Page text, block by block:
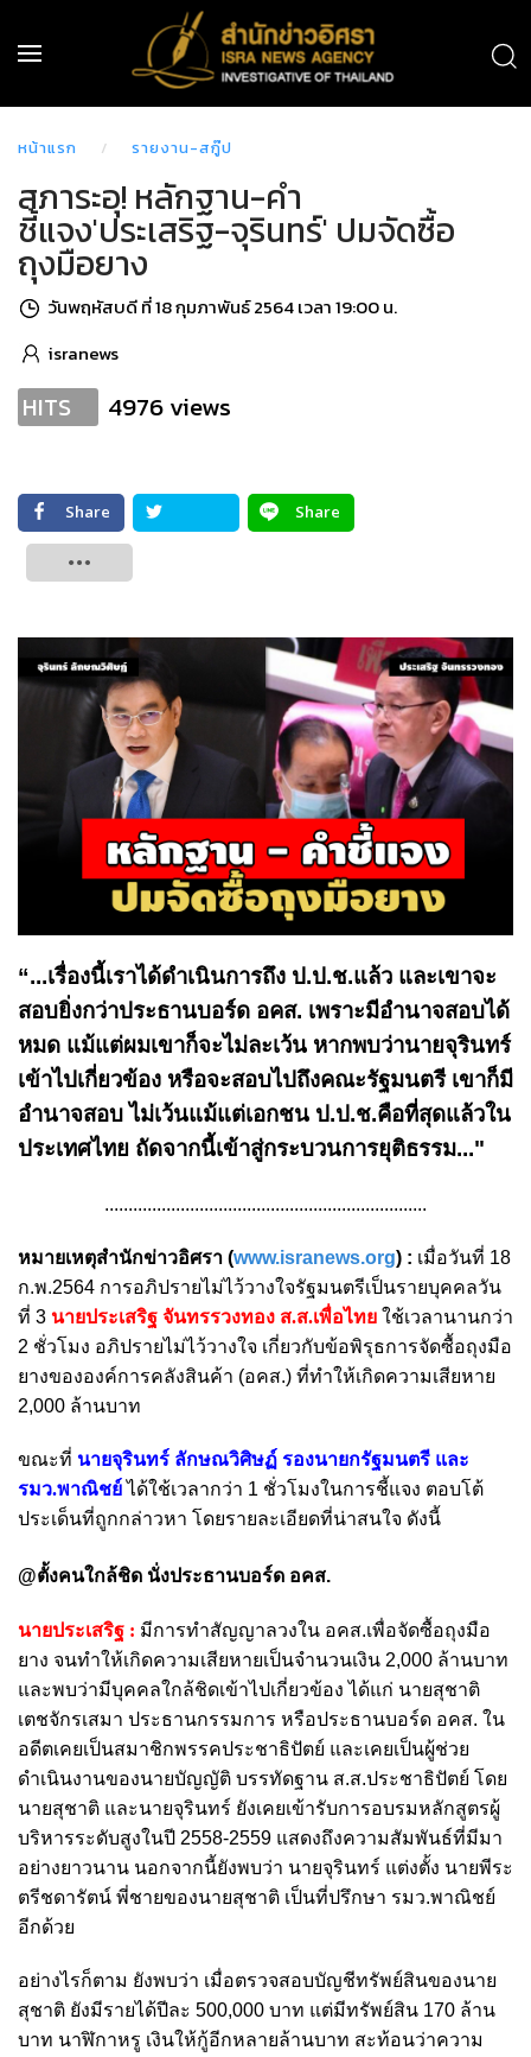
หน้าแรก รายงาน-สกู๊ป
สภาระอุ! หลักฐาน-คำ
ชี้แจง'ประเสริฐ-จุรินทร์' ปมจัดซื้อ
ถุงมือยาง
วันพฤหัสบดี ที่ 18 กุมภาพันธ์ 2564 เวลา 19:00 น.
isranews
HITS 4976 views
Share
Share
“...เรื่องนี้เราได้ดำเนินการถึง ป.ป.ช.แล้ว และเขาจะ
สอบยิ่งกว่าประธานบอร์ด อคส. เพราะมีอำนาจสอบได้
หมด แม้แต่ผมเขาก็จะไม่ละเว้น หากพบว่านายจุรินทร์
เข้าไปเกี่ยวข้อง หรือจะสอบไปถึงคณะรัฐมนตรี เขาก็มี
อำนาจสอบ ไม่เว้นแม้แต่เอกชน ป.ป.ช.คือที่สุดแล้วใน
ประเทศไทย ถัดจากนี้เข้าสู่กระบวนการยุติธรรม..."
....................................................................
หมายเหตุสำนักข่าวอิศรา (www.isranews.org) : เมื่อวันที่ 18
ก.พ.2564 การอภิปรายไม่ไว้วางใจรัฐมนตรีเป็นรายบุคคลวัน
ที่ 3 นายประเสริฐ จันทรรวงทอง ส.ส.เพื่อไทย ใช้เวลานานกว่า
2 ชั่วโมง อภิปรายไม่ไว้วางใจ เกี่ยวกับข้อพิรุธการจัดซื้อถุงมือ
ยางขององค์การคลังสินค้า (อคส.) ที่ทำให้เกิดความเสียหาย
2,000 ล้านบาท
ขณะที่ นายจุรินทร์ ลักษณวิศิษฏ์ รองนายกรัฐมนตรี และ
รมว.พาณิชย์ได้ใช้เวลากว่า 1 ชั่วโมงในการชี้แจง ตอบโต้
ประเด็นที่ถูกกล่าวหา โดยรายละเอียดที่น่าสนใจ ดังนี้
@ตั้งคนใกล้ชิด นั่งประธานบอร์ด อคส.
นายประเสริฐ : มีการทำสัญญาลวงใน อคส.เพื่อจัดซื้อถุงมือ
ยาง จนทำให้เกิดความเสียหายเป็นจำนวนเงิน 2,000 ล้านบาท
และพบว่ามีบุคคลใกล้ชิดเข้าไปเกี่ยวข้อง ได้แก่ นายสุชาติ
เตชจักรเสมา ประธานกรรมการ หรือประธานบอร์ด อคส. ใน
อดีตเคยเป็นสมาชิกพรรคประชาธิปัตย์ และเคยเป็นผู้ช่วย
ดำเนินงานของนายบัญญัติ บรรทัดฐาน ส.ส.ประชาธิปัตย์ โดย
นายสุชาติ และนายจุรินทร์ ยังเคยเข้ารับการอบรมหลักสูตรผู้
บริหารระดับสูงในปี 2558-2559 แสดงถึงความสัมพันธ์ที่มีมา
อย่างยาวนาน นอกจากนี้ยังพบว่า นายจุรินทร์ แต่งตั้ง นายพีระ
ตรีชดารัตน์ พี่ชายของนายสุชาติ เป็นที่ปรึกษา รมว.พาณิชย์
อีกด้วย
อย่างไรก็ตาม ยังพบว่า เมื่อตรวจสอบบัญชีทรัพย์สินของนาย
สุชาติ ยังมีรายได้ปีละ 500,000 บาท แต่มีทรัพย์สิน 170 ล้าน
บาท นาฬิกาหรู เงินให้กู้อีกหลายล้านบาท สะท้อนว่าความ